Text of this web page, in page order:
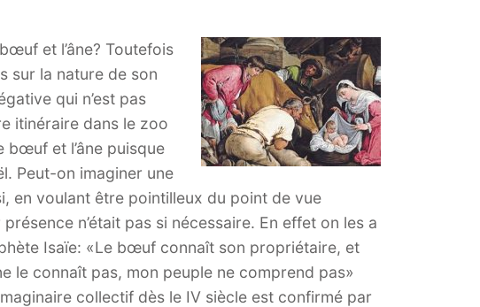
et l’âne? Toutefois
sur la nature de son
qui n’est pas
itinéraire dans le zoo
bœuf et l’âne puisque
Peut-on imaginer une
en voulant être pointilleux du point de vue
n’était pas si nécessaire. En effet on les a
Isaïe: «Le bœuf connaît son propriétaire, et
le connaît pas, mon peuple ne comprend pas»
collectif dès le IV siècle est confirmé par